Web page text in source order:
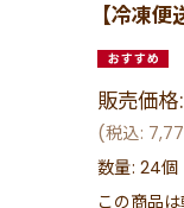
【冷凍
販売価格:
(税込:
数量: 24個
この商品は